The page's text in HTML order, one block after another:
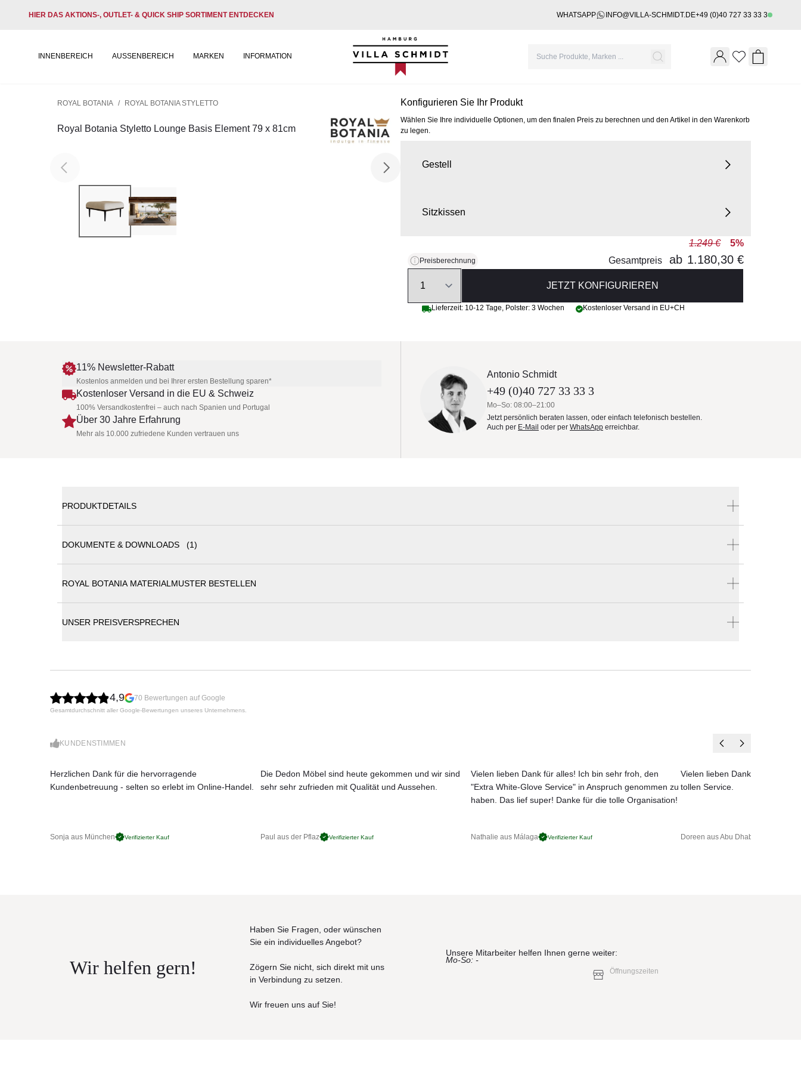
HIER DAS AKTIONS-, OUTLET- & QUICK SHIP SORTIMENT ENTDECKEN WHATSAPP INFO@VILLA-SCHMIDT.DE+49 (0)40 727 33 33 3
INNENBEREICH AUSSENBEREICH MARKEN INFORMATION
Villa Schmidt
Wishlist
ROYAL BOTANIA / ROYAL BOTANIA STYLETTO
Royal Botania Styletto Lounge Basis Element 79 x 81cm
Konfigurieren Sie Ihr Produkt
Wählen Sie Ihre individuelle Optionen, um den finalen Preis zu berechnen und den Artikel in den Warenkorb
zu legen.
Gestell
Sitzkissen
Preisberechnung
1.249 €
5%
Gesamtpreis
ab 1.180,30 €
JETZT KONFIGURIEREN
Lieferzeit: 10-12 Tage, Polster: 3 Wochen Kostenloser Versand in EU+CH
11% Newsletter-Rabatt
Kostenlos anmelden und bei Ihrer ersten Bestellung sparen*
Kostenloser Versand in die EU & Schweiz
100% Versandkostenfrei – auch nach Spanien und Portugal
Über 30 Jahre Erfahrung
Mehr als 10.000 zufriedene Kunden vertrauen uns
Antonio Schmidt
+49 (0)40 727 33 33 3
Mo–So: 08:00–21:00
Jetzt persönlich beraten lassen, oder einfach telefonisch bestellen.
Auch per E-Mail oder per WhatsApp erreichbar.
PRODUKTDETAILS
einer Aluminiumstruktur und Kissen, die in verschiedenen Ausführungen gepolstert sind. Dieses Lounge Basis
Element hat die Größe von 79 x 81cm und ist Teil der vielseitigen Styletto Lounge Kollektion. Es bietet Ihnen
DOKUMENTE & DOWNLOADS (1)
ROYAL BOTANIA MATERIALMUSTER BESTELLEN
JETZT MUSTER BESTELLEN
UNSER PREISVERSPRECHEN
4,9 70 Bewertungen auf Google
Gesamtdurchschnitt aller Google-Bewertungen unseres Unternehmens.
KUNDENSTIMMEN
Herzlichen Dank für die hervorragende
Kundenbetreuung - selten so erlebt im Online-Handel.
Sonja aus München Verifizierter Kauf
Die Dedon Möbel sind heute gekommen und wir sind
sehr sehr zufrieden mit Qualität und Aussehen.
Paul aus der Pflaz Verifizierter Kauf
Vielen lieben Dank für alles! Ich bin sehr froh, den
"Extra White-Glove Service" in Anspruch genommen zu
haben. Das lief super! Danke für die tolle Organisation!
Nathalie aus Málaga Verifizierter Kauf
Vielen lieben Dank für das
tollen Service.
Doreen aus Abu Dhabi
Wir helfen gern!
Haben Sie Fragen, oder wünschen
Sie ein individuelles Angebot?
Zögern Sie nicht, sich direkt mit uns
in Verbindung zu setzen.
Wir freuen uns auf Sie!
Unsere Mitarbeiter helfen Ihnen gerne weiter:
Mo-So: -
Öffnungszeiten